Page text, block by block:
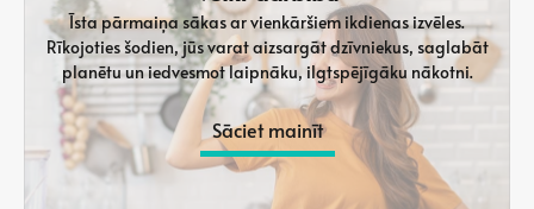
Īsta pārmaiņa sākas ar vienkāršiem ikdienas izvēles.
Rīkojoties šodien, jūs varat aizsargāt dzīvniekus, saglabāt
planētu un iedvesmot laipnāku, ilgtspējīgāku nākotni.
Sāciet mainīt